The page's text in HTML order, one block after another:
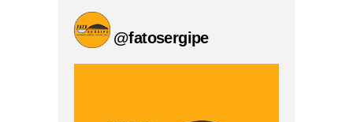
@fatosergipe